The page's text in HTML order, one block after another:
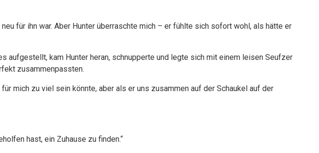
für ihn war. Aber Hunter überraschte mich – er fühlte sich sofort wohl, als hätte er
aufgestellt, kam Hunter heran, schnupperte und legte sich mit einem leisen Seufzer
zusammenpassten.
mich zu viel sein könnte, aber als er uns zusammen auf der Schaukel auf der
hast, ein Zuhause zu finden.“